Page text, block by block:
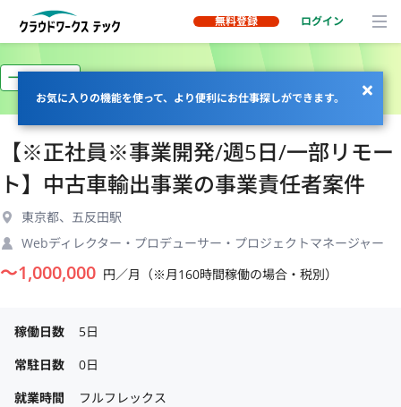
無料登録 ログイン
お気に入りの機能を使って、より便利にお仕事探しができます。
一部リモート
【※正社員※事業開発/週5日/一部リモー
ト】中古車輸出事業の事業責任者案件
東京都、五反田駅
Webディレクター・プロデューサー・プロジェクトマネージャー
〜1,000,000 円／月（※月160時間稼働の場合・税別）
稼働日数
5日
常駐日数
0日
就業時間
フルフレックス